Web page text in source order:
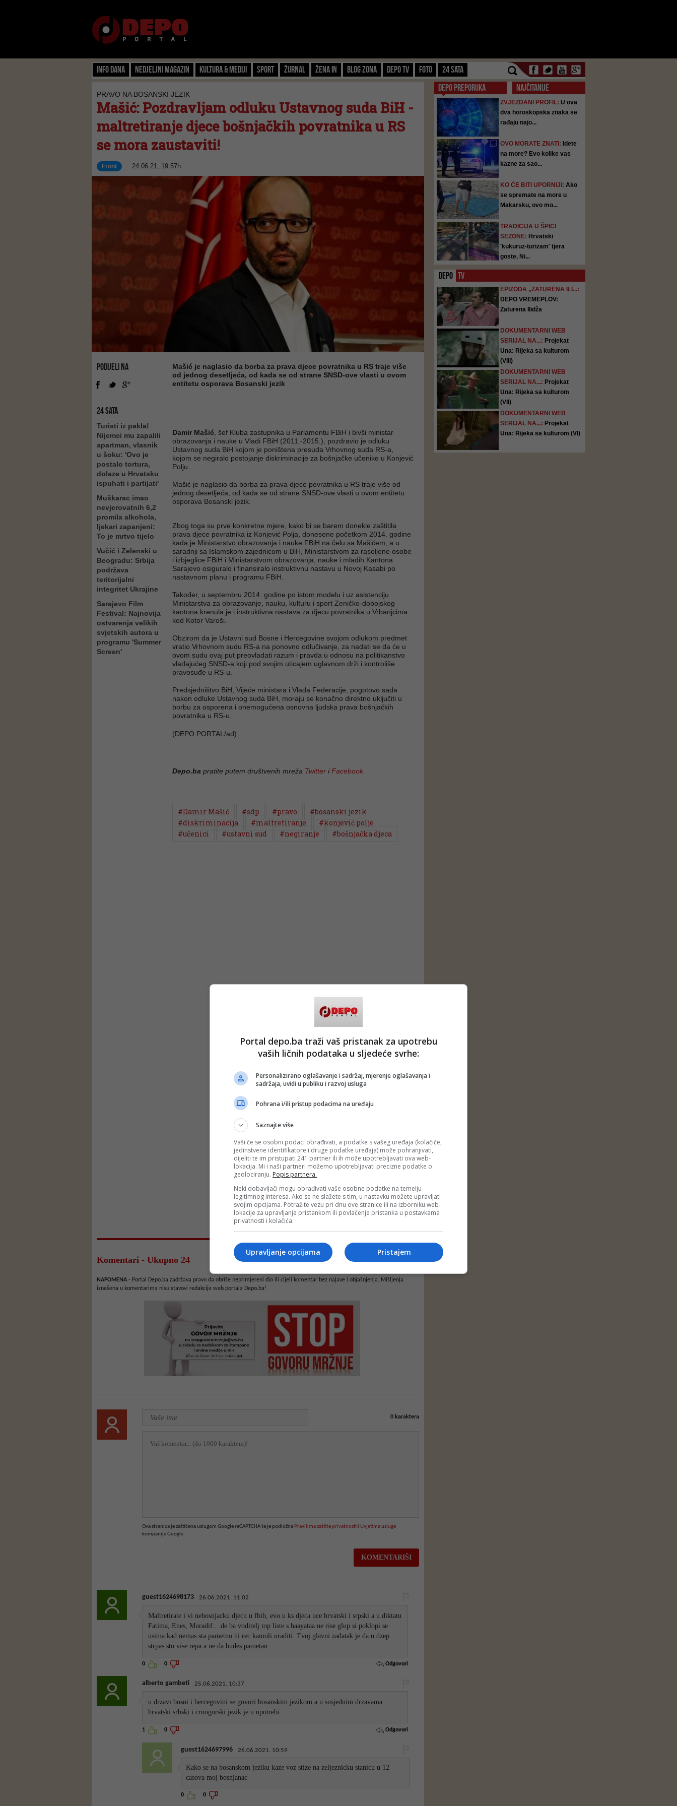
Info dana Nedjeljni magazin Kultura & Mediji Sport Žurnal Žena IN Blog zona Depo TV FOTO 24 SATA
PRAVO NA BOSANSKI JEZIK
Mašić: Pozdravljam odluku Ustavnog suda BiH -
maltretiranje djece bošnjačkih povratnika u RS
se mora zaustaviti!
Front 24.06.21, 19:57h
PODIJELI NA
24 SATA
Turisti iz pakla!
Nijemci mu zapalili
apartman, vlasnik
u šoku: 'Ovo je
postalo tortura,
dolaze u Hrvatsku
ispuhati i partijati'
Muškarac imao
nevjerovatnih 6,2
promila alkohola,
ljekari zapanjeni:
To je mrtvo tijelo
Vučić i Zelenski u
Beogradu: Srbija
podržava
teritorijalni
integritet Ukrajine
Sarajevo Film
Festival: Najnovija
ostvarenja velikih
svjetskih autora u
programu 'Summer
Screen'
Mašić je naglasio da borba za prava djece povratnika u RS traje više
od jednog desetljeća, od kada se od strane SNSD-ove vlasti u ovom
entitetu osporava Bosanski jezik
Damir Mašić , šef Kluba zastupnika u Parlamentu FBiH i bivši ministar
obrazovanja i nauke u Vladi FBiH (2011.-2015.), pozdravio je odluku
Ustavnog suda BiH kojom je poništena presuda Vrhovnog suda RS-a,
kojom se negiralo postojanje diskriminacije za bošnjačke učenike u Konjević
Polju.
Mašić je naglasio da borba za prava djece povratnika u RS traje više od
jednog desetljeća, od kada se od strane SNSD-ove vlasti u ovom entitetu
osporava Bosanski jezik.
Zbog toga su prve konkretne mjere, kako bi se barem donekle zaštitila
prava djece povratnika iz Konjević Polja, donesene početkom 2014. godine
kada je Ministarstvo obrazovanja i nauke FBiH na čelu sa Mašićem, a u
saradnji sa Islamskom zajednicom u BiH, Ministarstvom za raseljene osobe
i izbjeglice FBiH i Ministarstvom obrazovanja, nauke i mladih Kantona
Sarajevo osiguralo i finansiralo instruktivnu nastavu u Novoj Kasabi po
nastavnom planu i programu FBiH.
Također, u septembru 2014. godine po istom modelu i uz asistenciju
Ministarstva za obrazovanje, nauku, kulturu i sport Zeničko-dobojskog
kantona krenula je i instruktivna nastava za djecu povratnika u Vrbanjcima
kod Kotor Varoši.
Obzirom da je Ustavni sud Bosne i Hercegovine svojom odlukom predmet
vratio Vrhovnom sudu RS-a na ponovno odlučivanje, za nadati se da će u
ovom sudu ovaj put preovladati razum i pravda u odnosu na politikanstvo
vladajućeg SNSD-a koji pod svojim uticajem uglavnom drži i kontroliše
pravosuđe u RS-u.
Predsjedništvo BiH, Vijeće ministara i Vlada Federacije, pogotovo sada
nakon odluke Ustavnog suda BiH, moraju se konačno direktno uključiti u
borbu za osporena i onemogućena osnovna ljudska prava bošnjačkih
povratnika u RS-u.
(DEPO PORTAL/ad)
Depo.ba pratite putem društvenih mreža Twitter iFacebook
#Damir Mašić #sdp #pravo
#bosanski jezik
#diskriminacija
#maltretiranje
#konjević polje
#učenici
#ustavni sud #negiranje #bošnjačka djeca
Komentari - Ukupno 24
NAPOMENA - Portal Depo.ba zadržava pravo da obriše neprimjereni dio ili cijeli komentar bez najave i objašnjenja. Mišljenja
iznešena u komentarima nisu stavovi redakcije web portala Depo.ba!
0karaktera
Ova stranica je zaštićena uslugom Google reCAPTCHA te je podložna Pravilima zaštite privatnostii Uvjetima usluge
kompanije Google.
guest1624698173 26.06.2021. 11:02
Maltretirate i vi nebosnjacku djecu u fbih, evo u ks djeca uce hrvatski i srpski a u diktatu
Fatima, Enes, Muradif....de ba voditelj top liste s haayataa ne rise glup si poklopi se
usima kad nemas sta pametno ni rec kamoli uraditi. Tvoj glavni zadatak je da u dzep
strpas sto vise repa a ne da budes pametan.
0 0 Odgovori
alberto gambeti 25.06.2021. 10:37
u drzavi bosni i hercegovini se govori bosanskim jezikom a u susjednim drzavama
hrvatski srbski i crnogorski jezik je u upotrebi.
1 0 Odgovori
guest1624697996 26.06.2021. 10:59
Kako se na bosanskom jeziku kaze voz stize na zeljeznicku stanicu u 12
casova moj bosnjanac
0 0
DEPO PREPORUKA NAJČITANIJE
ZVJEZDANI PROFIL: U ova
dva horoskopska znaka se
rađaju najo...
OVO MORATE ZNATI: Idete
na more? Evo kolike vas
kazne za sao...
KO ĆE BITI UPORNIJI: Ako
se spremate na more u
Makarsku, ovo mo...
TRADICIJA U ŠPICI
SEZONE: Hrvatski
'kukuruz-turizam' tjera
goste, Ni...
DEPO TV
EPIZODA „ZATURENA ILI...:
DEPO VREMEPLOV:
Zaturena Ilidža
DOKUMENTARNI WEB
SERIJAL NA...: Projekat
Una: Rijeka sa kulturom
(VIII)
DOKUMENTARNI WEB
SERIJAL NA...: Projekat
Una: Rijeka sa kulturom
(VII)
DOKUMENTARNI WEB
SERIJAL NA...: Projekat
Una: Rijeka sa kulturom (VI)
Portal depo.ba traži vaš pristanak za upotrebu
vaših ličnih podataka u sljedeće svrhe:
Personalizirano oglašavanje i sadržaj, mjerenje oglašavanja i
sadržaja, uvidi u publiku i razvoj usluga
Pohrana i/ili pristup podacima na uređaju
Saznajte više
Vaši će se osobni podaci obrađivati, a podatke s vašeg uređaja (kolačiće,
jedinstvene identifikatore i druge podatke uređaja) može pohranjivati,
dijeliti te im pristupati 241 partner ili ih može upotrebljavati ova web-
lokacija. Mi i naši partneri možemo upotrebljavati precizne podatke o
geolociranju. Popis partnera.
Neki dobavljači mogu obrađivati vaše osobne podatke na temelju
legitimnog interesa. Ako se ne slažete s tim, u nastavku možete upravljati
svojim opcijama. Potražite vezu pri dnu ove stranice ili na izborniku web-
lokacije za upravljanje pristankom ili povlačenje pristanka u postavkama
privatnosti i kolačića.
Pristajem
Upravljanje opcijama